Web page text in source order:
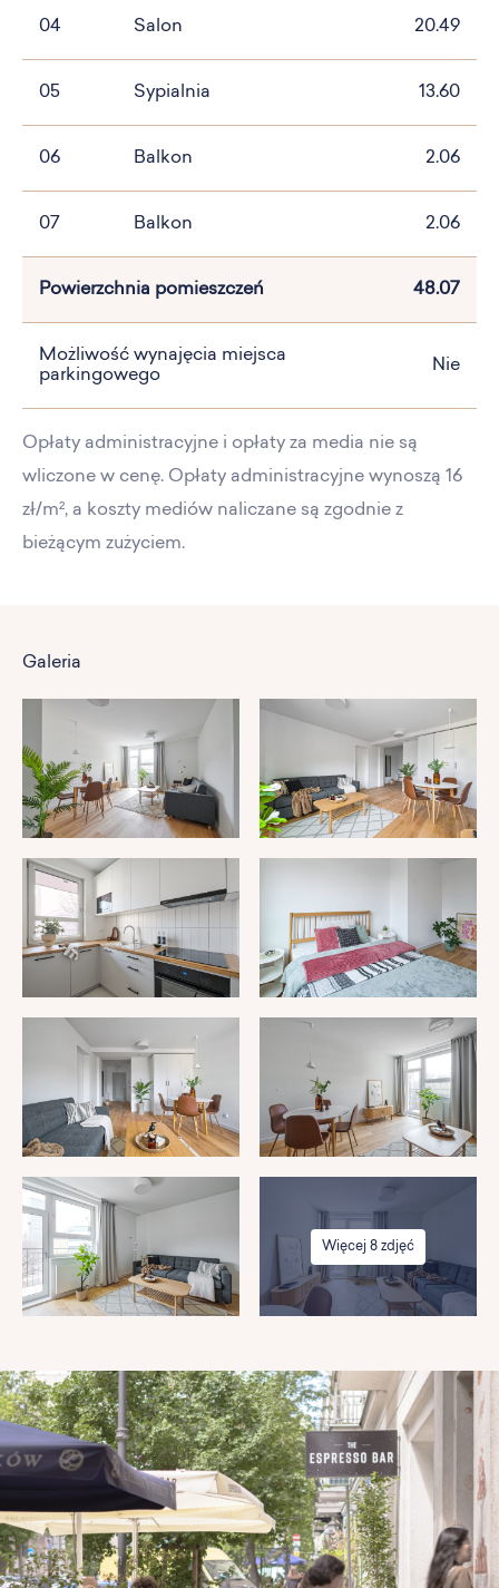
04 Salon 20.49
05 Sypialnia 13.60
06 Balkon 2.06
07 Balkon 2.06
Powierzchnia pomieszczeń 48.07
Możliwość wynajęcia miejsca
parkingowego
Nie
Opłaty administracyjne i opłaty za media nie są
wliczone w cenę. Opłaty administracyjne wynoszą 16
zł/m², a koszty mediów naliczane są zgodnie z
bieżącym zużyciem.
Galeria
Więcej 8 zdjęć